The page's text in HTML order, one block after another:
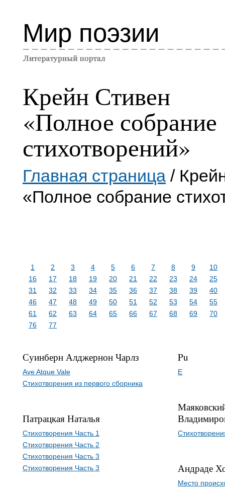
Мир поэзии
Крейн Стивен
«Полное собрание
стихотворений»
Главная страница /
«Полное собрание
1 2 3 4 5 6 7 8 9
10
16
17 18 19 20 21 22 23 24
25
31
32 33 34 35 36 37 38 39
40
46
47 48 49 50 51 52 53 54
55
61
62 63 64 65 66 67 68 69
70
76
77
Суинберн Алджернон Чарлз
Ave Atque Vale
Стихотворения из первого сборника
Патрацкая Наталья
Стихотворения Часть 1
Стихотворения Часть 2
Стихотворения Часть 3
Стихотворения Часть 3
Pu
E
Андраде
Место